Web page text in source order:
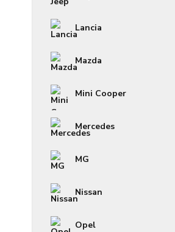
Lancia
Mazda
Mini Cooper
Mercedes
MG
Nissan
Opel